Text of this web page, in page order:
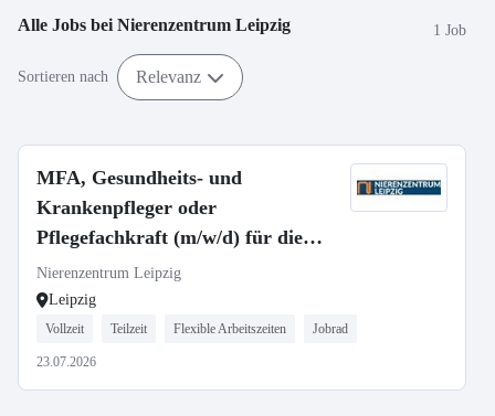
Alle Jobs bei Nierenzentrum Leipzig 1 Job
Sortieren nach Relevanz
MFA, Gesundheits- und
Krankenpfleger oder
Pflegefachkraft (m/w/d) für die
Dialyse
Nierenzentrum Leipzig
Leipzig
Vollzeit Teilzeit Flexible Arbeitszeiten Jobrad
23.07.2026